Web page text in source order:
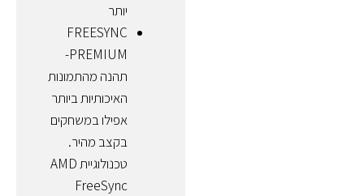
יותר
FREESYNC
PREMIUM-
תהנה מהתמונות
האיכותיות ביותר
אפילו במשחקים
בקצב מהיר.
טכנולוגיית AMD
FreeSync